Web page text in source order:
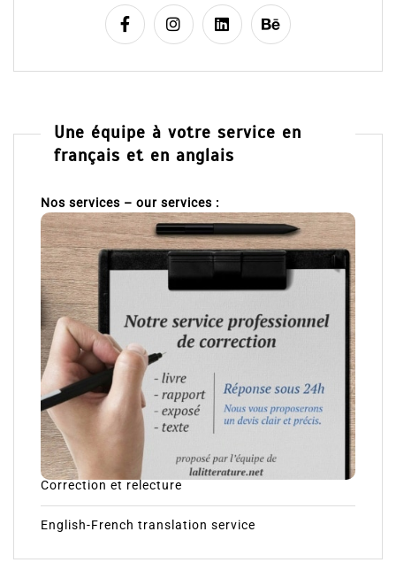
Une équipe à votre service en
français et en anglais
Nos services – our services :
Correction et relecture
English-French translation service